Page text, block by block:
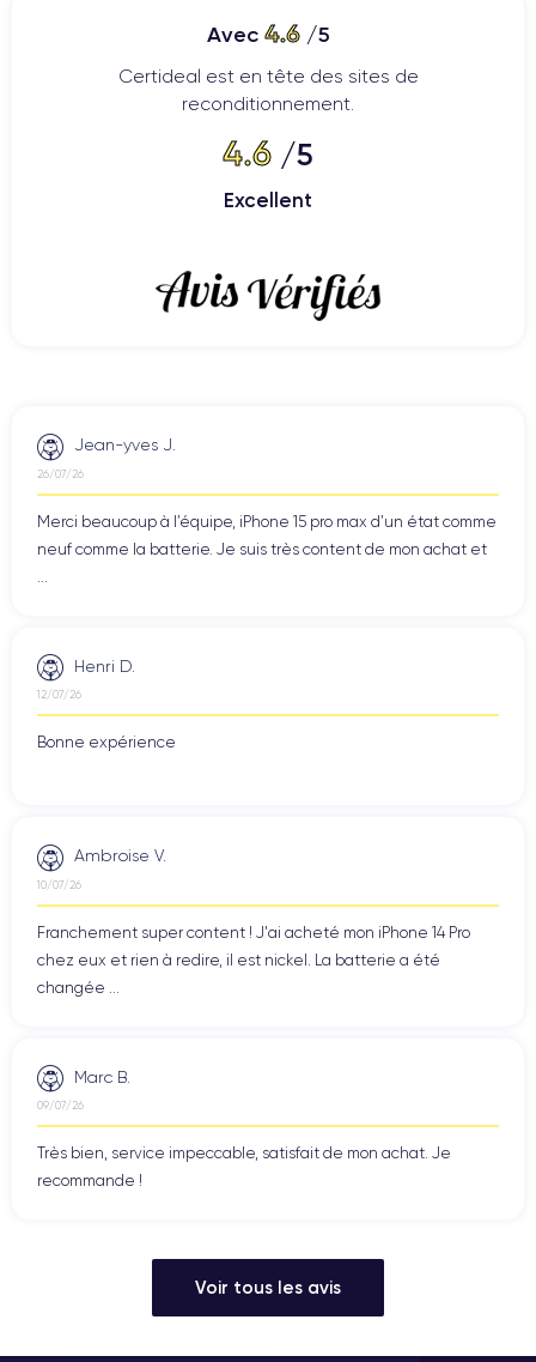
Avec 4.6/5
Certideal est en tête des sites de
reconditionnement.
4.6 /5
Excellent
Jean-yves J.
26/07/26
Merci beaucoup à l’équipe, iPhone 15 pro max d’un état comme
neuf comme la batterie. Je suis très content de mon achat et
Henri D.
12/07/26
Bonne expérience
Ambroise V.
10/07/26
Franchement super content ! J'ai acheté mon iPhone 14 Pro
chez eux et rien à redire, il est nickel. La batterie a été
changée ...
Marc B.
09/07/26
Très bien, service impeccable, satisfait de mon achat. Je
recommande !
Voir tous les avis